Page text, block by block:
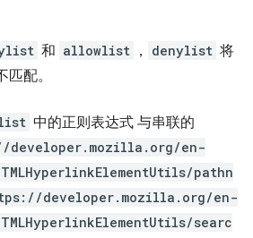
和 allowlist ， denylist 将
配。
中的正则表达式 与串联的
developer.mozilla.org/en-
pathn
developer.mozilla.org/en-
searc